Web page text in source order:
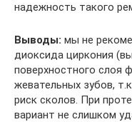
надежность такого
Выводы: мы не
диоксида циркония
поверхностного слоя
жевательных зубов,
риск сколов. При
вариант не слишком